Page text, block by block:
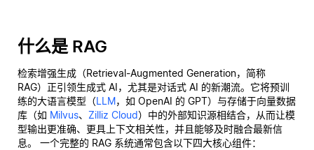
什么是 RAG
检索增强生成（Retrieval-Augmented Generation，简称
RAG）正引领生成式 AI，尤其是对话式 AI 的新潮流。它将预训
练的大语言模型（LLM，如 OpenAI 的 GPT）与存储于向量数据
库（如 Milvus、 Zilliz Cloud）中的外部知识源相结合，从而让模
型输出更准确、更具上下文相关性，并且能够及时融合最新信
息。 一个完整的 RAG 系统通常包含以下四大核心组件：